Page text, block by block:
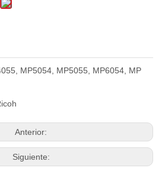
MP5054, MP5055, MP6054, MP
Anterior:
Siguiente: